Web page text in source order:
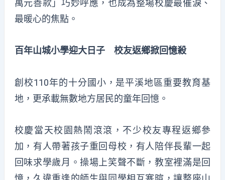
萬元善款」巧妙呼應，也成為整場校慶最催淚、
最暖心的焦點。
百年山城小學迎大日子 校友返鄉掀回憶殺
創校110年的十分國小，是平溪地區重要教育基
地，更承載無數地方居民的童年回憶。
校慶當天校園熱鬧滾滾，不少校友專程返鄉參
加，有人帶著孩子重回母校，有人陪伴長輩一起
回味求學歲月。操場上笑聲不斷，教室裡滿是回